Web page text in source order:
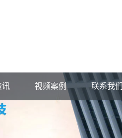
讯 视频案例 联系我们